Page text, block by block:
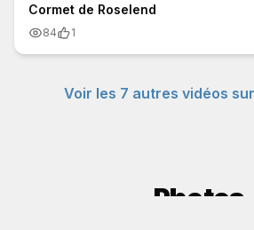
Cormet de Roselend
84 1
Voir les 7 autres vidéos
Photos